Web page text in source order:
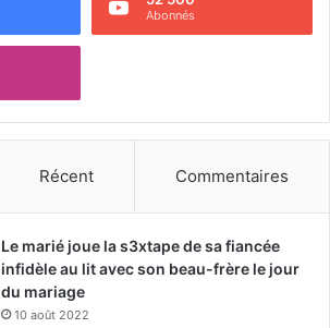
Abonnés
Récent Commentaires
Le marié joue la s3xtape de sa fiancée
infidèle au lit avec son beau-frère le jour
du mariage
10 août 2022